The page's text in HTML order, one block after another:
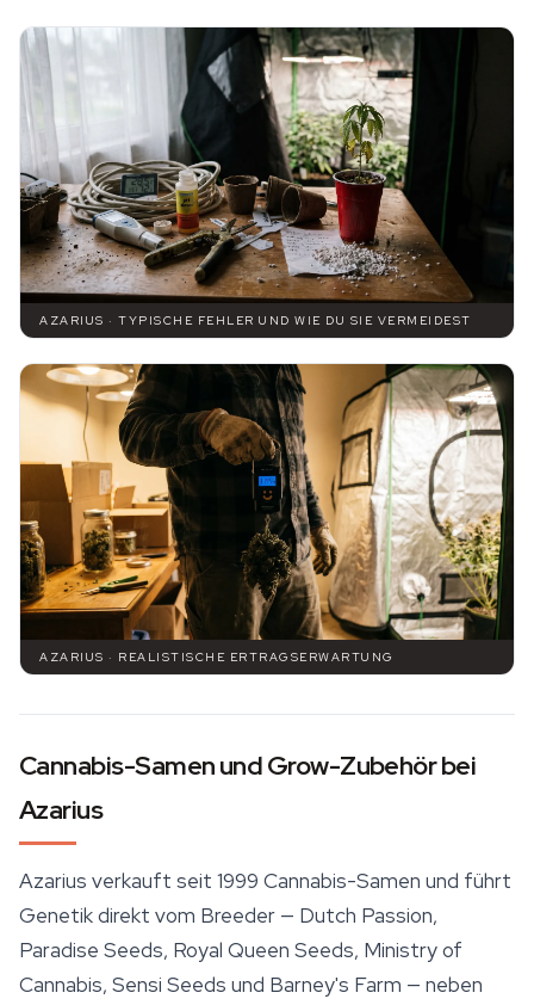
AZARIUS · TYPISCHE FEHLER UND WIE DU SIE VERMEIDEST
AZARIUS · REALISTISCHE ERTRAGSERWARTUNG
Cannabis-Samen und Grow-Zubehör bei
Azarius
Azarius verkauft seit 1999 Cannabis-Samen und führt
Genetik direkt vom Breeder — Dutch Passion,
Paradise Seeds, Royal Queen Seeds, Ministry of
Cannabis, Sensi Seeds und Barney's Farm — neben